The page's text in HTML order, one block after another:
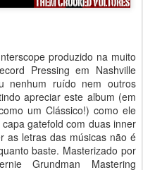
produzido na muito
Pressing em Nashville
nenhum ruído nem outros
apreciar este album (em
um Clássico!) como ele
gatefold com duas inner
as letras das músicas não é
baste. Masterizado por
Grundman Mastering